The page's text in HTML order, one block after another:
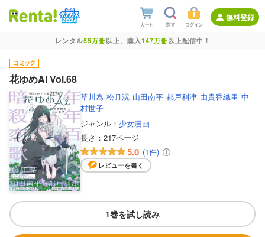
無料登録
レンタル55万冊以上、購入147万冊以上配信中！
花ゆめAi Vol.68
草川為 松月滉 山田南平 都戸利津 由貴香織里 中
村世子
ジャンル： 少女漫画
長さ： 217ページ
5.0 (1件)
レビューを書く
1巻を試し読み